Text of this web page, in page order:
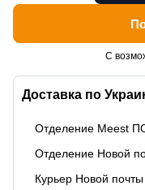
Доставка по
Отделение Meest
Отделение Новой
Курьер Новой почты
С